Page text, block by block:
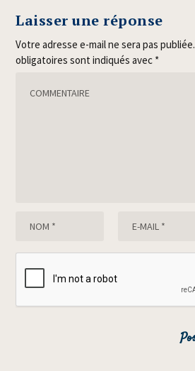
Laisser une réponse
Votre adresse e-mail ne sera pas publiée.
obligatoires sont indiqués avec *